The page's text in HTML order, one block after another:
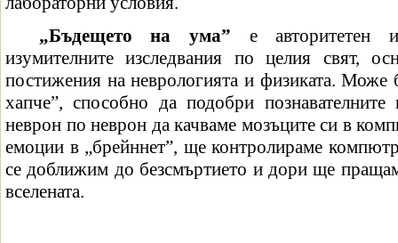
„Бъдещето на ума” е авторитетен
изумителните изследвания по целия свят,
постижения на неврологията и физиката.
хапче”, способно да подобри
неврон по неврон да качваме мозъците си в
емоции в „брейннет”, ще контролираме
се доближим до безсмъртието и дори ще
вселената.